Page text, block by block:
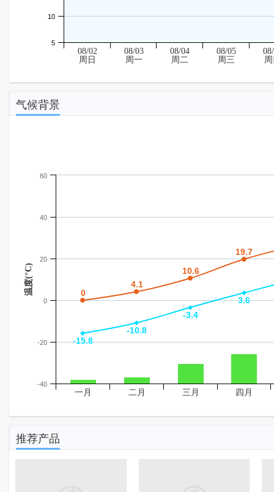
10
5
08/02
周日
08/03
周一
08/04
周二
08/05
周三
气候背景
温度(°C) 0
0
4.1
4.1
10.6
10.6
19.7
19.7
-15.8
-15.8
-10.8
-10.8
-3.4
-3.4
3.6
3.6
一月 二月 三月 四月
-40
-20
0
20
40
60
推荐产品